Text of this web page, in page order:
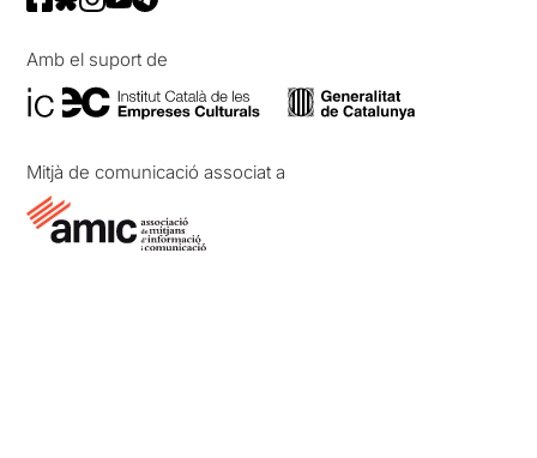
Amb el suport de
Mitjà de comunicació associat a